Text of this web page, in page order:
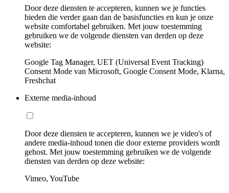
Door deze diensten te accepteren, kunnen we je functies
bieden die verder gaan dan de basisfuncties en kun je onze
website comfortabel gebruiken. Met jouw toestemming
gebruiken we de volgende diensten van derden op deze
website:
Google Tag Manager, UET (Universal Event Tracking)
Consent Mode van Microsoft, Google Consent Mode, Klarna,
Freshchat
Externe media-inhoud
Door deze diensten te accepteren, kunnen we je video's of
andere media-inhoud tonen die door externe providers wordt
gehost. Met jouw toestemming gebruiken we de volgende
diensten van derden op deze website:
Vimeo, YouTube